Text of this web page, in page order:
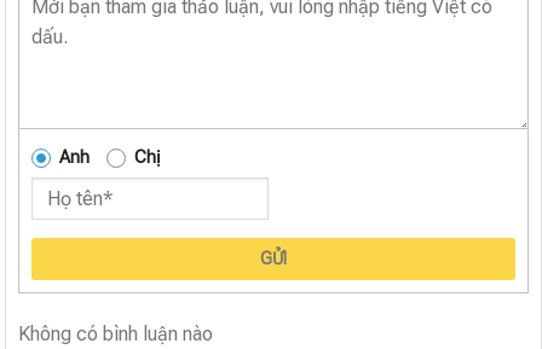
Anh Chị
GỬI
Không có bình luận nào